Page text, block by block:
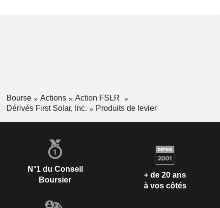
Bourse Actions
Action FSLR
Dérivés First Solar, Inc.
Produits de levier
N°1 du Conseil
Boursier
+ de 20 ans
à vos côtés